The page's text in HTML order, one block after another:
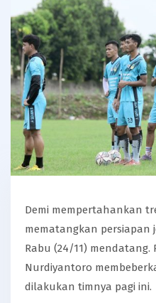
Demi mempertahankan
mematangkan persiapan
Rabu (24/11) mendatang.
Nurdiyantoro
dilakukan timnya pagi ini.